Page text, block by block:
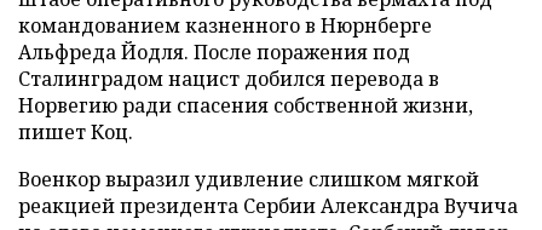
командованием казненного в Нюрнберге
Альфреда Йодля. После поражения под
Сталинградом нацист добился перевода в
Норвегию ради спасения собственной жизни,
пишет Коц.
Военкор выразил удивление слишком мягкой
реакцией президента Сербии Александра Вучича